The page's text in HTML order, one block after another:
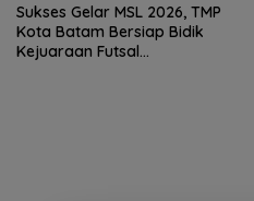
Sukses Gelar MSL 2026, TMP
Kota Batam Bersiap Bidik
Kejuaraan Futsal